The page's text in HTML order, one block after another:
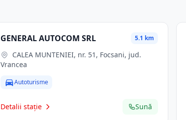
GENERAL AUTOCOM SRL 5.1 km
Vrancea
Autoturisme
Detalii stație Sună